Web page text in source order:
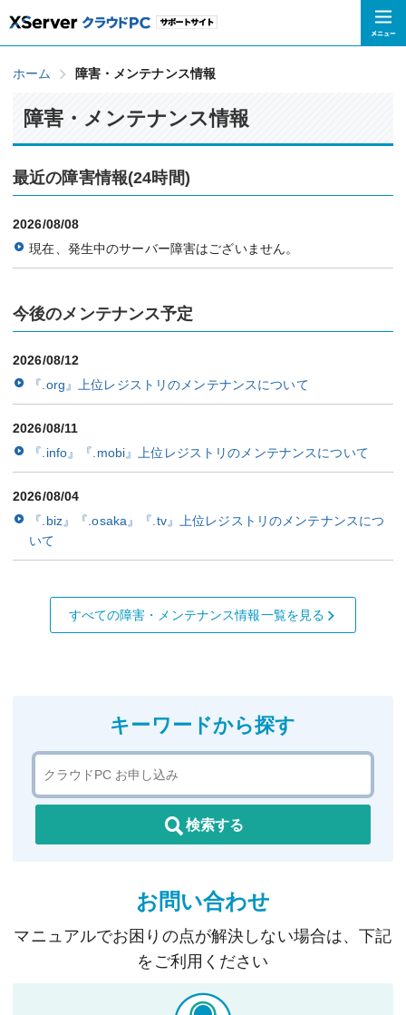
ホーム 障害・メンテナンス情報
障害・メンテナンス情報
最近の障害情報(24時間)
2026/08/08
現在、発生中のサーバー障害はございません。
今後のメンテナンス予定
2026/08/12
『.org』上位レジストリのメンテナンスについて
2026/08/11
『.info』『.mobi』上位レジストリのメンテナンスについて
2026/08/04
『.biz』『.osaka』『.tv』上位レジストリのメンテナンスにつ
いて
すべての障害・メンテナンス情報一覧を見る
キーワードから探す
検索する
お問い合わせ
マニュアルでお困りの点が解決しない場合は、下記
をご利用ください